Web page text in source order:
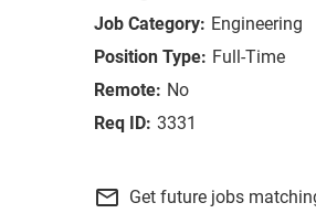
Engineering
Full-Time
No
3331
mail_outline Get future jobs